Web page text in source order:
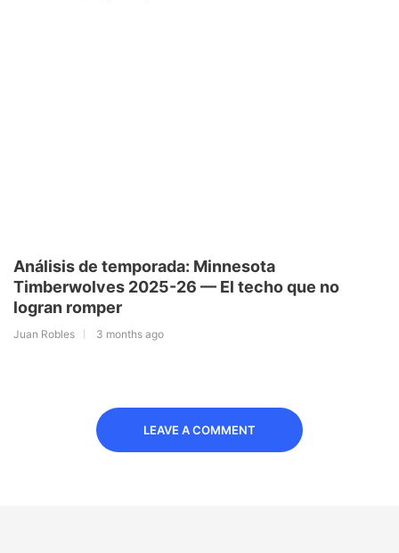
Análisis de temporada: Minnesota
Timberwolves 2025-26 — El techo que no
logran romper
Juan Robles 3 months ago
LEAVE A COMMENT